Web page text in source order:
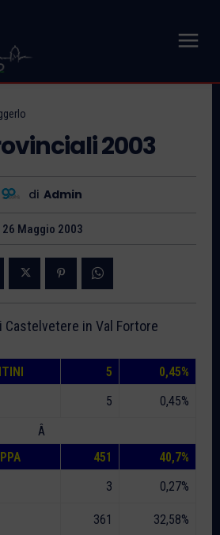
2003
di Admin
26 Maggio 2003
in Val Fortore
5
0,45%
5
0,45%
Â
451
40,7%
3
0,27%
361 32,58%